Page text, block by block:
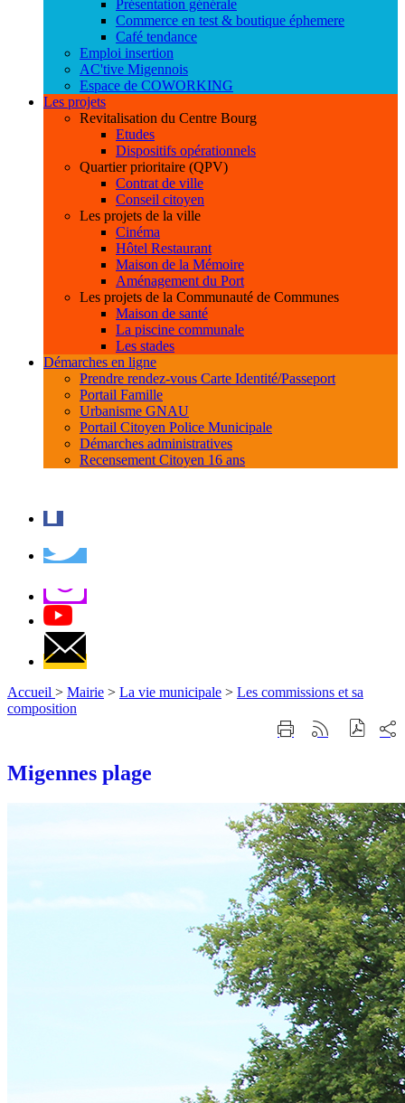
Présentation générale
Commerce en test & boutique éphemere
Café tendance
Emploi insertion
AC'tive Migennois
Espace de COWORKING
Les projets
Revitalisation du Centre Bourg
Etudes
Dispositifs opérationnels
Quartier prioritaire (QPV)
Contrat de ville
Conseil citoyen
Les projets de la ville
Cinéma
Hôtel Restaurant
Maison de la Mémoire
Aménagement du Port
Les projets de la Communauté de Communes
Maison de santé
La piscine communale
Les stades
Démarches en ligne
Prendre rendez-vous Carte Identité/Passeport
Portail Famille
Urbanisme GNAU
Portail Citoyen Police Municipale
Démarches administratives
Recensement Citoyen 16 ans
Accueil > Mairie > La vie municipale > Les commissions et sa
composition
ImprimerGénérer
sur
Migennes plage